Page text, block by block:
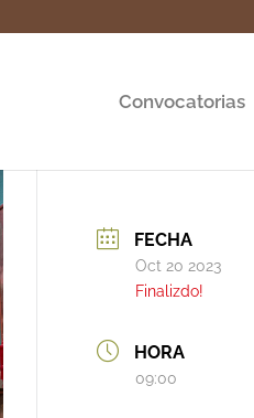
Convocatorias
FECHA
Oct 20 2023
Finalizdo!
HORA
09:00